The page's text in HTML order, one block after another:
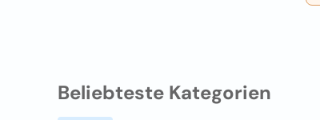
Beliebteste Kategorien